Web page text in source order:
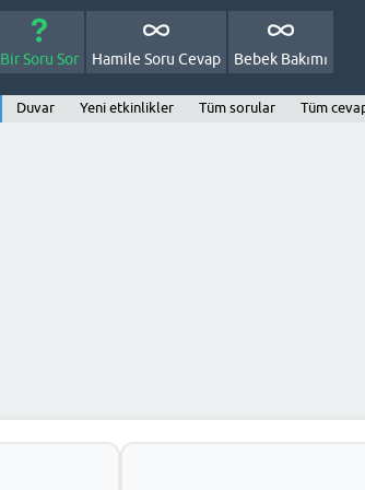
Bir Soru Sor Hamile Soru Cevap Bebek Bakımı
Duvar Yeni etkinlikler Tüm sorular Tüm